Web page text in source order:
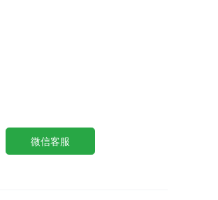
微信客服